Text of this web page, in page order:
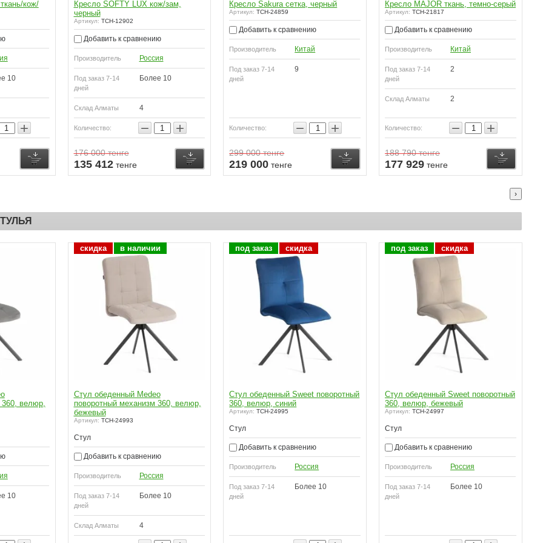
кож/
10
+
Кресло SOFTY LUX кож/зам,
черный
Артикул: TCH-12902
Добавить к сравнению
Производитель Россия
Под заказ 7-14
дней
Более 10
Склад Алматы 4
Количество: − +
176 000тенге
135 412тенге
Кресло Sakura сетка, черный
Артикул: TCH-24859
Добавить к сравнению
Производитель Китай
Под заказ 7-14
дней
9
Количество: − +
299 000тенге
219 000 тенге
Кресло MAJOR ткань, темно-серый
Артикул: TCH-21817
Добавить к сравнению
Производитель Китай
Под заказ 7-14
дней
2
Склад Алматы 2
Количество: − +
188 790тенге
177 929 тенге
Купить Купить Купить Купить
›
велюр,
10
скидка в наличии
Стул обеденный Medeo
поворотный механизм 360, велюр,
бежевый
Артикул: TCH-24993
Стул
Добавить к сравнению
Производитель Россия
Под заказ 7-14
дней
Более 10
Склад Алматы 4
под заказ скидка
Стул обеденный Sweet поворотный
360, велюр, синий
Артикул: TCH-24995
Стул
Добавить к сравнению
Производитель Россия
Под заказ 7-14
дней
Более 10
под заказ скидка
Стул обеденный Sweet поворотный
360, велюр, бежевый
Артикул: TCH-24997
Стул
Добавить к сравнению
Производитель Россия
Под заказ 7-14
дней
Более 10